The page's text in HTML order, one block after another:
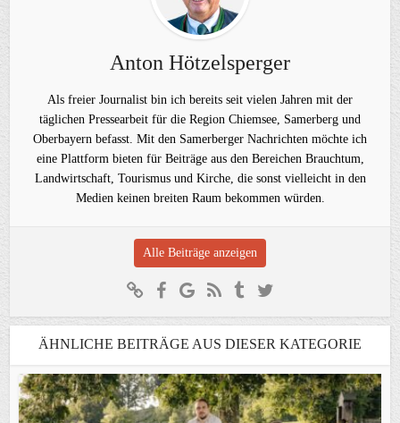
Anton Hötzelsperger
Als freier Journalist bin ich bereits seit vielen Jahren mit der
täglichen Pressearbeit für die Region Chiemsee, Samerberg und
Oberbayern befasst. Mit den Samerberger Nachrichten möchte ich
eine Plattform bieten für Beiträge aus den Bereichen Brauchtum,
Landwirtschaft, Tourismus und Kirche, die sonst vielleicht in den
Medien keinen breiten Raum bekommen würden.
Alle Beiträge anzeigen
ÄHNLICHE BEITRÄGE AUS DIESER KATEGORIE